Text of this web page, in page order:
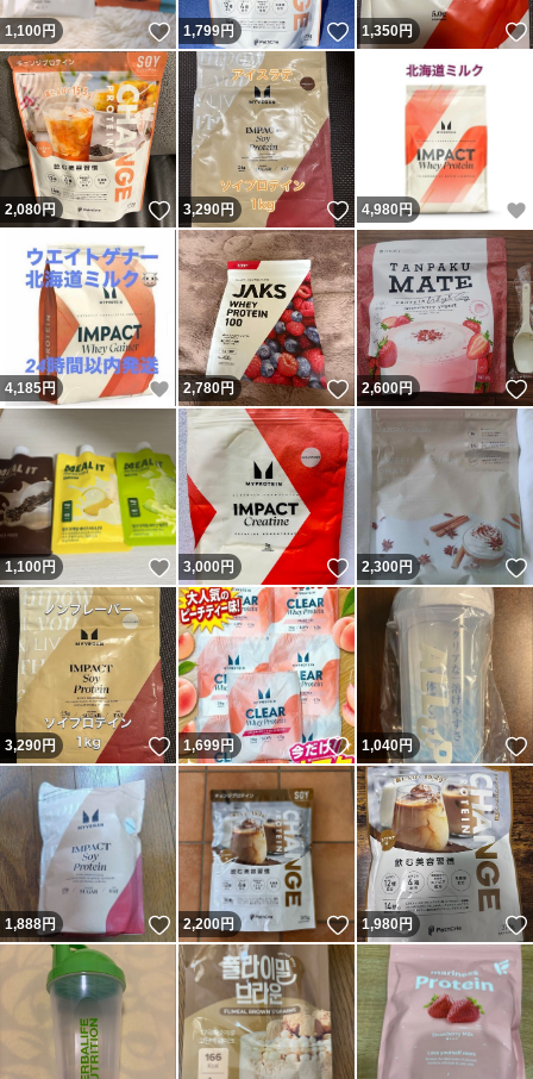
1,100円 いいね！
1,799円 いいね！
1,350円
2,080円 いいね！
3,290円 いいね！
4,980円
4,185円 いいね！
2,780円 いいね！
2,600円
1,100円 いいね！
3,000円 いいね！
2,300円
3,290円 いいね！
1,699円 いいね！
1,040円
1,888円 いいね！
2,200円 いいね！
1,980円